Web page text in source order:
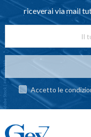
riceverai via mail
Accetto le